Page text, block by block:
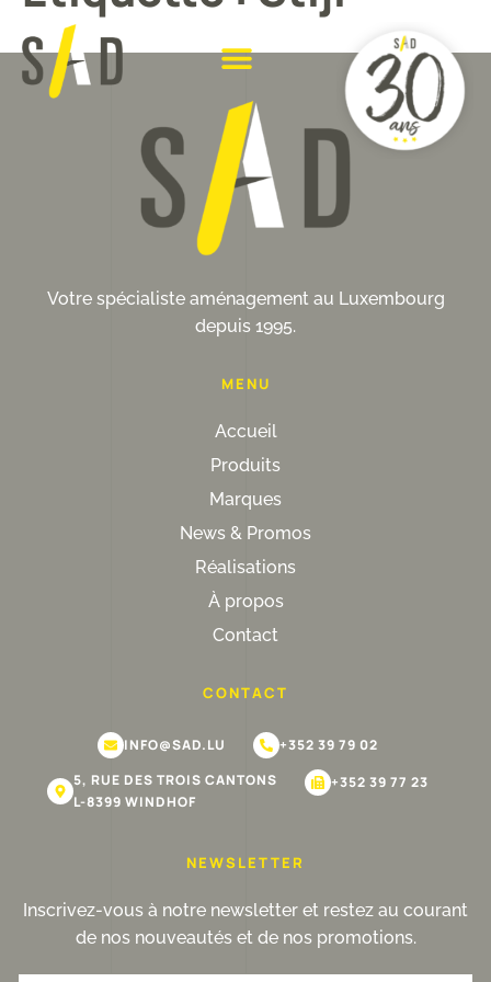
Votre spécialiste aménagement au Luxembourg
depuis 1995.
MENU
Accueil
Produits
Marques
News & Promos
Réalisations
À propos
Contact
CONTACT
INFO@SAD.LU
+352 39 79 02
5, RUE DES TROIS CANTONS
L-8399 WINDHOF
+352 39 77 23
NEWSLETTER
Inscrivez-vous à notre newsletter et restez au courant
de nos nouveautés et de nos promotions.